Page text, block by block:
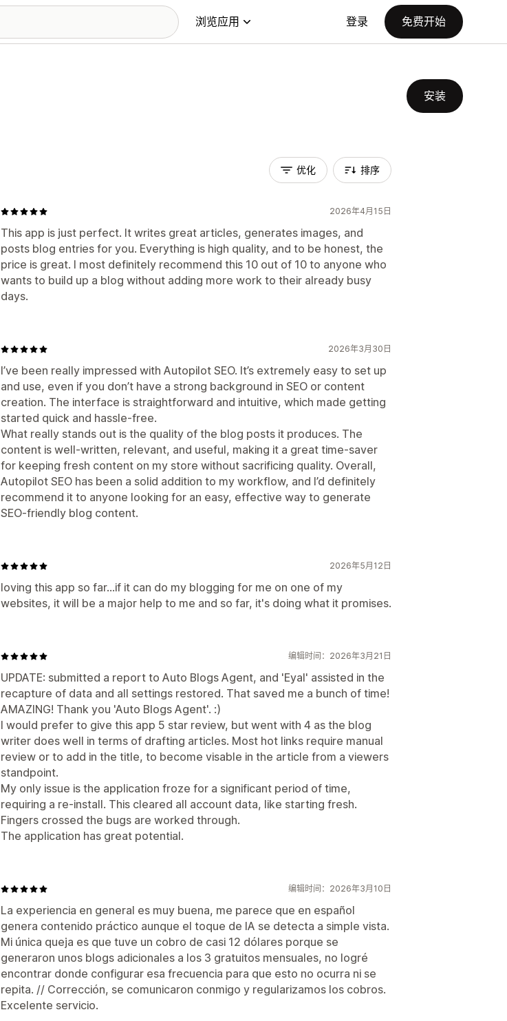
浏览应用 登录 免费开始
安装
优化 排序
2026年4月15日
This app is just perfect. It writes great articles, generates images, and
posts blog entries for you. Everything is high quality, and to be honest, the
price is great. I most definitely recommend this 10 out of 10 to anyone who
wants to build up a blog without adding more work to their already busy
days.
2026年3月30日
I’ve been really impressed with Autopilot SEO. It’s extremely easy to set up
and use, even if you don’t have a strong background in SEO or content
creation. The interface is straightforward and intuitive, which made getting
started quick and hassle‑free.
What really stands out is the quality of the blog posts it produces. The
content is well‑written, relevant, and useful, making it a great time‑saver
for keeping fresh content on my store without sacrificing quality. Overall,
Autopilot SEO has been a solid addition to my workflow, and I’d definitely
recommend it to anyone looking for an easy, effective way to generate
SEO‑friendly blog content.
2026年5月12日
loving this app so far...if it can do my blogging for me on one of my
websites, it will be a major help to me and so far, it's doing what it promises.
编辑时间：2026年3月21日
UPDATE: submitted a report to Auto Blogs Agent, and 'Eyal' assisted in the
recapture of data and all settings restored. That saved me a bunch of time!
AMAZING! Thank you 'Auto Blogs Agent'. :)
I would prefer to give this app 5 star review, but went with 4 as the blog
writer does well in terms of drafting articles. Most hot links require manual
review or to add in the title, to become visable in the article from a viewers
standpoint.
My only issue is the application froze for a significant period of time,
requiring a re-install. This cleared all account data, like starting fresh.
Fingers crossed the bugs are worked through.
The application has great potential.
编辑时间：2026年3月10日
La experiencia en general es muy buena, me parece que en español
genera contenido práctico aunque el toque de IA se detecta a simple vista.
Mi única queja es que tuve un cobro de casi 12 dólares porque se
generaron unos blogs adicionales a los 3 gratuitos mensuales, no logré
encontrar donde configurar esa frecuencia para que esto no ocurra ni se
repita. // Corrección, se comunicaron conmigo y regularizamos los cobros.
Excelente servicio.